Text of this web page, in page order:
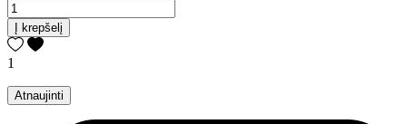
Į krepšelį
1